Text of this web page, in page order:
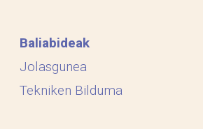
Baliabideak
Jolasgunea
Tekniken Bilduma